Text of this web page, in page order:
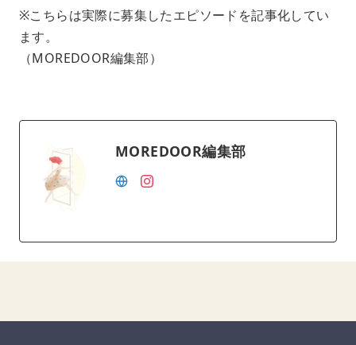
※こちらは実際に募集したエピソードを記事化してい
ます。
（MOREDOOR編集部）
MOREDOOR編集部